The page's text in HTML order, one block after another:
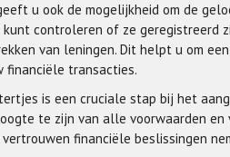
u ook de mogelijkheid om de
controleren of ze geregistreerd
van leningen. Dit helpt u om
financiële transacties.
is een cruciale stap bij het
te zijn van alle voorwaarden en
financiële beslissingen